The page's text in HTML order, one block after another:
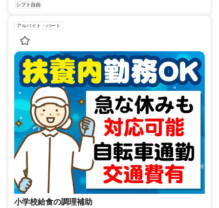
シフト自由
アルバイト・パート
小学校給食の調理補助